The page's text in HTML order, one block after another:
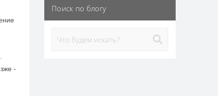
-
Поиск по блогу